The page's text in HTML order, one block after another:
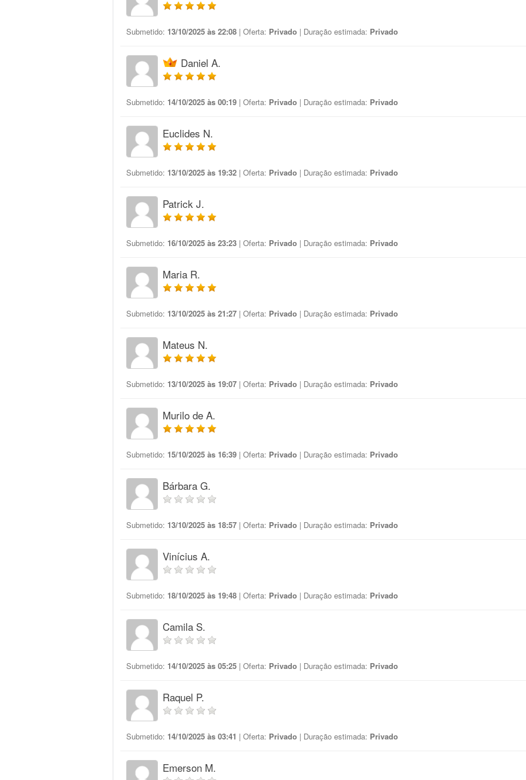
Submetido: 13/10/2025 às 22:08 | Oferta: Privado | Duração estimada: Privado
Daniel A.
Submetido: 14/10/2025 às 00:19 | Oferta: Privado | Duração estimada: Privado
Euclides N.
Submetido: 13/10/2025 às 19:32 | Oferta: Privado | Duração estimada: Privado
Patrick J.
Submetido: 16/10/2025 às 23:23 | Oferta: Privado | Duração estimada: Privado
Maria R.
Submetido: 13/10/2025 às 21:27 | Oferta: Privado | Duração estimada: Privado
Mateus N.
Submetido: 13/10/2025 às 19:07 | Oferta: Privado | Duração estimada: Privado
Murilo de A.
Submetido: 15/10/2025 às 16:39 | Oferta: Privado | Duração estimada: Privado
Bárbara G.
Submetido: 13/10/2025 às 18:57 | Oferta: Privado | Duração estimada: Privado
Vinícius A.
Submetido: 18/10/2025 às 19:48 | Oferta: Privado | Duração estimada: Privado
Camila S.
Submetido: 14/10/2025 às 05:25 | Oferta: Privado | Duração estimada: Privado
Raquel P.
Submetido: 14/10/2025 às 03:41 | Oferta: Privado | Duração estimada: Privado
Emerson M.